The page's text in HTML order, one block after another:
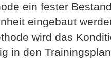
ein fester
eingebaut
wird das
in den